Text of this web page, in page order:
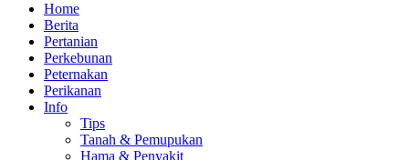
Home
Berita
Pertanian
Perkebunan
Peternakan
Perikanan
Info
Tips
Tanah & Pemupukan
Hama & Penyakit